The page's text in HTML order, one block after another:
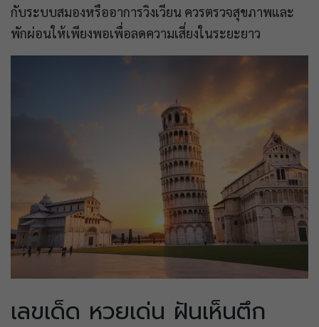
กับระบบสมองหรืออาการวิงเวียน ควรตรวจสุขภาพและ
พักผ่อนให้เพียงพอเพื่อลดความเสี่ยงในระยะยาว
เลขเด็ด หวยเด่น ฝันเห็นตึก